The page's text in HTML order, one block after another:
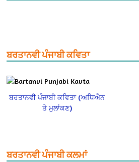
ਬਰਤਾਨਵੀ ਪੰਜਾਬੀ ਕਵਿਤਾ
ਬਰਤਾਨਵੀ ਪੰਜਾਬੀ ਕਵਿਤਾ (ਅਧਿਐਨ
ਤੇ ਮੁਲਾਂਕਣ)
ਬਰਤਾਨਵੀ ਪੰਜਾਬੀ ਕਲਮਾਂ